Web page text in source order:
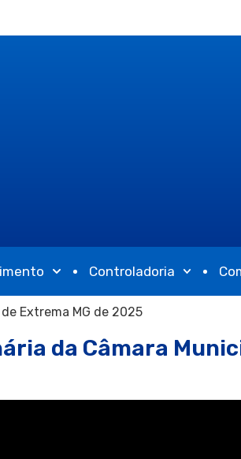
Controladoria
Extrema MG de 2025
da Câmara